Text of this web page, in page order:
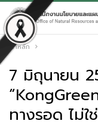
หน้าหลัก
7 มิถุนายน
ทางรอด ไม่ใ